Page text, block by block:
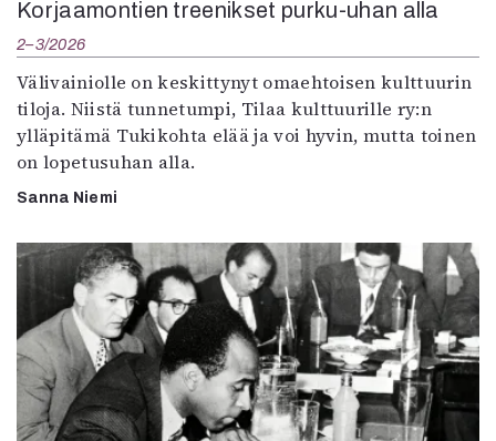
Korjaamontien treenikset purku-uhan alla
2–3/2026
Välivainiolle on keskittynyt omaehtoisen kulttuurin
tiloja. Niistä tunnetumpi, Tilaa kulttuurille ry:n
ylläpitämä Tukikohta elää ja voi hyvin, mutta toinen
on lopetusuhan alla.
Sanna Niemi